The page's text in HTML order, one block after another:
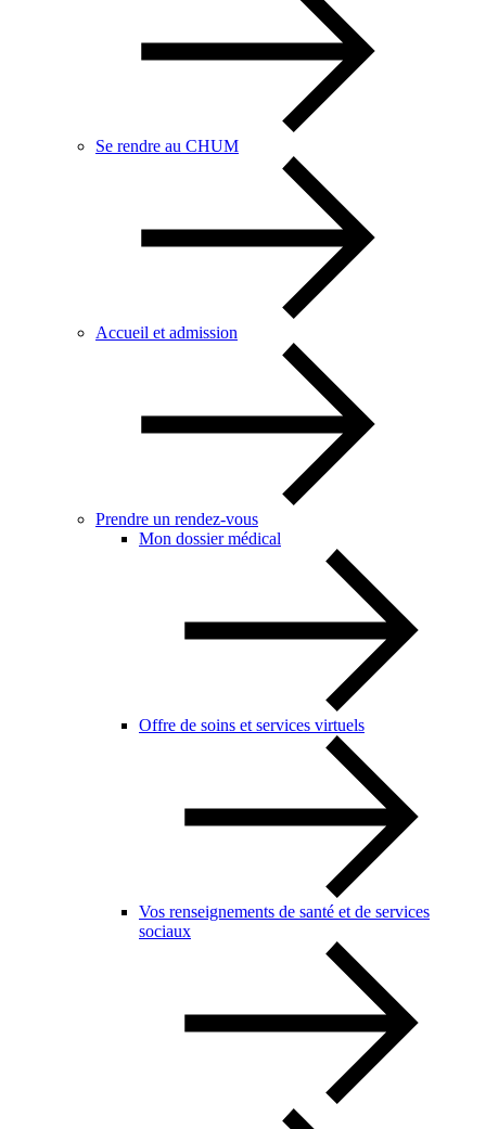
Se rendre au CHUM
Accueil et admission
Prendre un rendez-vous
Mon dossier médical
Offre de soins et services virtuels
Vos renseignements de santé et de services
sociaux